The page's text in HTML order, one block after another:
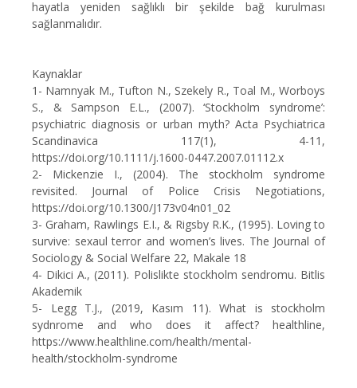
hayatla yeniden sağlıklı bir şekilde bağ kurulması
sağlanmalıdır.
Kaynaklar
1- Namnyak M., Tufton N., Szekely R., Toal M., Worboys
S., & Sampson E.L., (2007). ‘Stockholm syndrome’:
psychiatric diagnosis or urban myth? Acta Psychiatrica
Scandinavica 117(1), 4-11,
https://doi.org/10.1111/j.1600-0447.2007.01112.x
2-
Mickenzie I., (2004). The stockholm syndrome
revisited. Journal of Police Crisis Negotiations,
https://doi.org/10.1300/J173v04n01_02
3- Graham, Rawlings E.I., & Rigsby R.K., (1995). Loving to
survive: sexaul terror and women’s lives. The Journal of
Sociology & Social Welfare 22, Makale 18
4- Dikici A., (2011). Polislikte stockholm sendromu. Bitlis
Akademik
5-
Legg T.J., (2019, Kasım 11). What is stockholm
sydnrome and who does it affect? healthline,
https://www.healthline.com/health/mental-
health/stockholm-syndrome